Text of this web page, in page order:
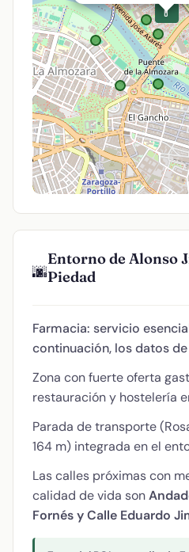
💊
🌆
Entorno de Alonso
Piedad
Farmacia: servicio
continuación, los datos
Zona con fuerte oferta
restauración y hostelería
Parada de transporte
164 m) integrada en el
Las calles próximas con
calidad de vida son
Fornés y Calle Eduardo